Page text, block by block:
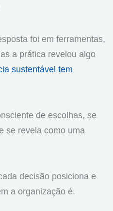
foi em ferramentas,
a prática revelou algo
sustentável tem
de escolhas, se
se revela como uma
decisão posiciona e
a organização é.